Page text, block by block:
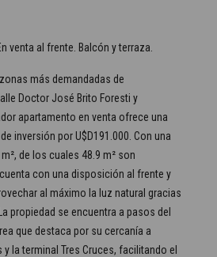
venta al frente. Balcón y terraza.
más demandadas de
Doctor José Brito Foresti y
apartamento en venta ofrece una
inversión por U$D191.000. Con una
de los cuales 48.9 m² son
con una disposición al frente y
al máximo la luz natural gracias
propiedad se encuentra a pasos del
que destaca por su cercanía a
la terminal Tres Cruces, facilitando el